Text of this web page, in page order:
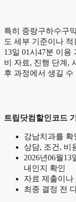
특히 중랑구하수구
도 세부 기준이나
13일 01시47분 이용
비 자료, 진행 단계,
후 과정에서 생길
트립닷컴할인코드
강남치과를 확
상담, 조건, 비
2026년06월
내인지 확인
자료 제출이나
최종 결정 전